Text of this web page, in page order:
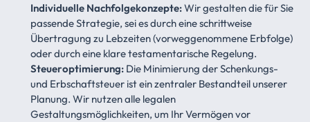
Individuelle Nachfolgekonzepte:Wir gestalten die für Sie
passende Strategie, sei es durch eine schrittweise
Übertragung zu Lebzeiten (vorweggenommene Erbfolge)
oder durch eine klare testamentarische Regelung.
Steueroptimierung: Die Minimierung der Schenkungs-
und Erbschaftsteuer ist ein zentraler Bestandteil unserer
Planung. Wir nutzen alle legalen
Gestaltungsmöglichkeiten, um Ihr Vermögen vor